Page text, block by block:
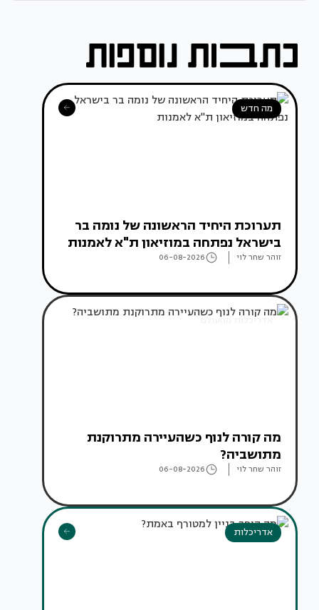
מה חדש
תערוכת היחיד הראשונה של נומה בר
בישראל נפתחה במוזיאון ת"א לאמנות
זוהר שחר לוי 06-08-2026
אדריכלות מהעולם
מה קורה לנוף כשהעיירה מתרוקנת
מתושביה?
זוהר שחר לוי 06-08-2026
אדריכלות